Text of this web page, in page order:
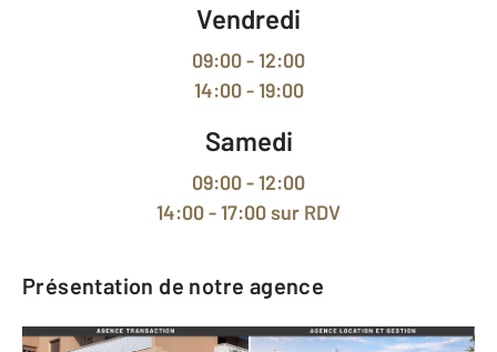
Vendredi
09:00 - 12:00
14:00 - 19:00
Samedi
09:00 - 12:00
14:00 - 17:00sur RDV
Présentation de notre agence